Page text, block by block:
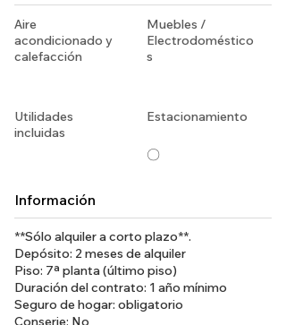
Aire
acondicionado y
calefacción
Muebles /
Electrodoméstico
s
Utilidades
incluidas
Estacionamiento
〇
Información
**Sólo alquiler a corto plazo**.
Depósito: 2 meses de alquiler
Piso: 7ª planta (último piso)
Duración del contrato: 1 año mínimo
Seguro de hogar: obligatorio
Conserje: No